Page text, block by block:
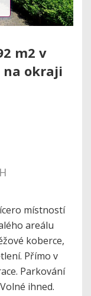
m2 v
okraji
místností
areálu
koberce,
Přímo v
Parkování
ihned.